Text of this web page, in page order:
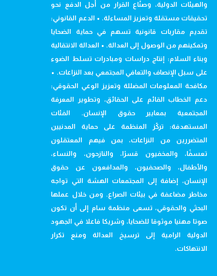
والهيئات الدولية، وصنّاع القرار من أجل الدفع نحو
تحقيقات مستقلة وتعزيز المساءلة. • الدعم القانوني:
تقديم مقاربات قانونية تسهم في حماية الضحايا
وتمكينهم من الوصول إلى العدالة. • العدالة الانتقالية
وبناء السلام: إنتاج دراسات ومبادرات تسلط الضوء
على سبل الإنصاف والتعافي المجتمعي بعد النزاعات. •
مكافحة المعلومات المضللة وتعزيز الوعي الحقوقي:
دعم الخطاب القائم على الحقائق، وتطوير المعرفة
المجتمعية بمعايير حقوق الإنسان. الفئات
المستهدفة: تركّز المنظمة على حماية المدنيين
المتضررين من النزاعات، بمن فيهم المعتقلون
تعسفًا، والمخفيون قسرًا، والنازحون، والنساء،
والأطفال، والصحفيون، والمدافعون عن حقوق
الإنسان، إضافة إلى المجتمعات الهشة التي تواجه
مخاطر مضاعفة في بيئات الصراع. ومن خلال عملها
البحثي والحقوقي، تسعى منظمة سام إلى أن تكون
صوتا مهنيا موثوقا للضحايا، وشريكا فاعلا في الجهود
الدولية الرامية إلى ترسيخ العدالة ومنع تكرار
الانتهاكات.